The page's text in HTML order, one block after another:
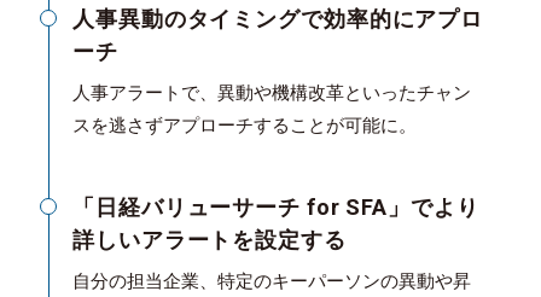
人事異動のタイミングで効率的にアプロ
ーチ
人事アラートで、異動や機構改革といったチャン
スを逃さずアプローチすることが可能に。
「日経バリューサーチ for SFA」でより
詳しいアラートを設定する
自分の担当企業、特定のキーパーソンの異動や昇